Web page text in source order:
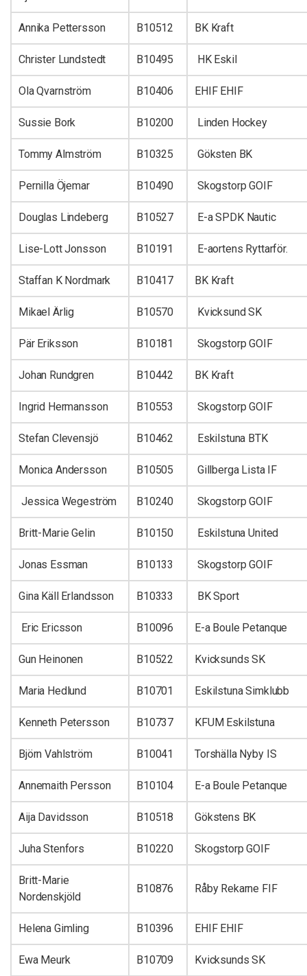
Annika Pettersson B10512 BK Kraft
Christer Lundstedt B10495 HK Eskil
Ola Qvarnström B10406 EHIF EHIF
Sussie Bork B10200 Linden Hockey
Tommy Almström B10325 Göksten BK
Pernilla Öjemar B10490 Skogstorp GOIF
Douglas Lindeberg B10527 E-a SPDK Nautic
Lise-Lott Jonsson B10191 E-aortens Ryttarför.
Staffan K Nordmark B10417 BK Kraft
Mikael Ärlig B10570 Kvicksund SK
Pär Eriksson B10181 Skogstorp GOIF
Johan Rundgren B10442 BK Kraft
Ingrid Hermansson B10553 Skogstorp GOIF
Stefan Clevensjö B10462 Eskilstuna BTK
Monica Andersson B10505 Gillberga Lista IF
Jessica Wegeström B10240 Skogstorp GOIF
Britt-Marie Gelin B10150 Eskilstuna United
Jonas Essman B10133 Skogstorp GOIF
Gina Käll Erlandsson B10333 BK Sport
Eric Ericsson B10096 E-a Boule Petanque
Gun Heinonen B10522 Kvicksunds SK
Maria Hedlund B10701 Eskilstuna Simklubb
Kenneth Petersson B10737 KFUM Eskilstuna
Björn Vahlström B10041 Torshälla Nyby IS
Annemaith Persson B10104 E-a Boule Petanque
Aija Davidsson B10518 Gökstens BK
Juha Stenfors B10220 Skogstorp GOIF
Britt-Marie
Nordenskjöld
B10876 Råby Rekarne FIF
Helena Gimling B10396 EHIF EHIF
Ewa Meurk B10709 Kvicksunds SK